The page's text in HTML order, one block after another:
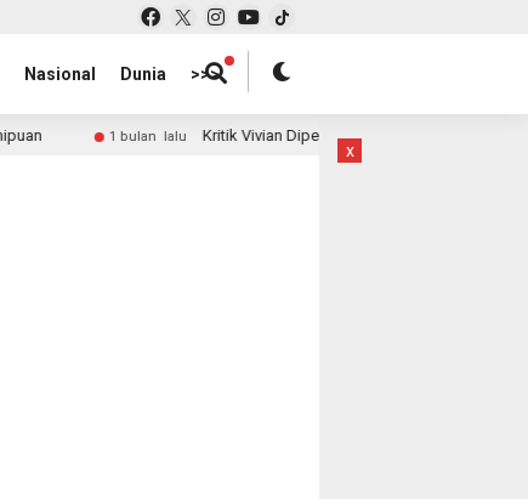
Nasional Dunia >>>
1 bulan lalu Kritik Vivian Dipersoalkan, Publik Tagih Penjelasan: Di Mana
x